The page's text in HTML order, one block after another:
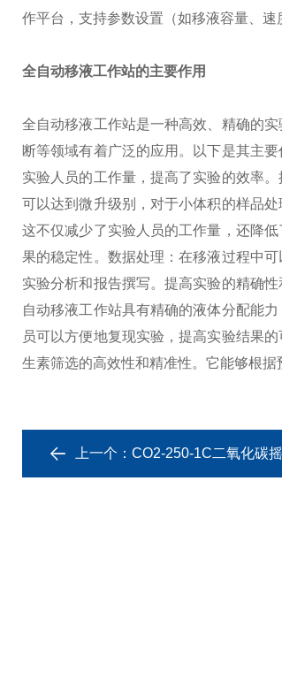
作平台，支持参数设置（如移液容量、速
全自动移液工作站的主要作用
全自动移液工作站是一种高效、精确的
断等领域有着广泛的应用。以下是其主要
实验人员的工作量，提高了实验的效率。
可以达到微升级别，对于小体积的样品
这不仅减少了实验人员的工作量，还降低
果的稳定性。 数据处理：在移液过程中
实验分析和报告撰写。提高实验的精确
自动移液工作站具有精确的液体分配能
员可以方便地复现实验，提高实验结果的
生素筛选的高效性和精准性。它能够根
上一个： CO2-250-1C二氧化碳摇床